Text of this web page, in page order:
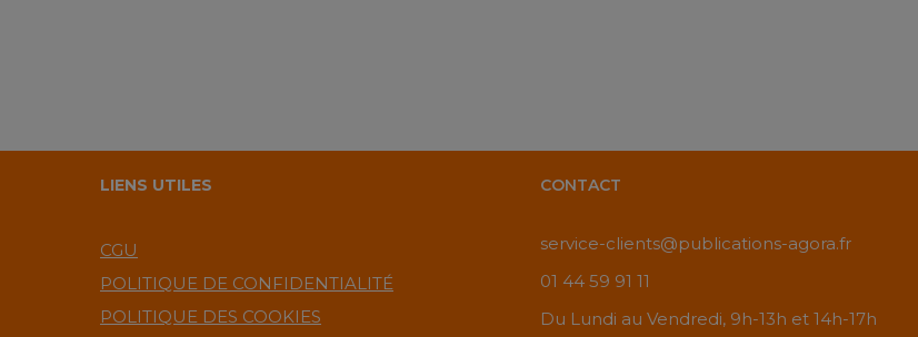
LIENS UTILES
CGU
POLITIQUE DE CONFIDENTIALITÉ
POLITIQUE DES COOKIES
CONTACT
service-clients@publications-agora.fr
01 44 59 91 11
Du Lundi au Vendredi, 9h-13h et 14h-17h